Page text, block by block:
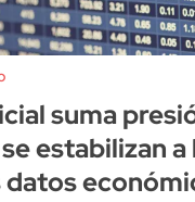
suma
estabilizan a
datos